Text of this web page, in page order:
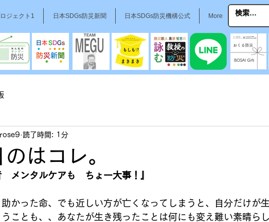
ジェクト1 日本SDGs防災新聞 日本SDGs防災機構公式 More
はコレ。
読了時間: 1分
メンタルケアも　ちょー大事！』
かった命、でも近しい方が亡くなってしまうと、自分だけが
ことも、、あなたが生き残ったことは何にも変え難い素晴ら